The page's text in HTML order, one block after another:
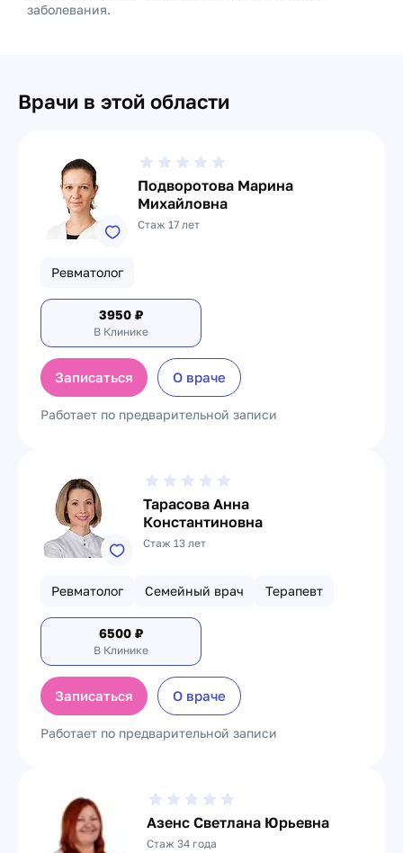
заболевания.
Врачи в этой области
Подворотова Марина
Михайловна
Стаж 17 лет
Ревматолог
3950 ₽
В Клинике
Записаться О враче
Работает по предварительной записи
Тарасова Анна
Константиновна
Стаж 13 лет
Ревматолог Семейный врач Терапевт
6500 ₽
В Клинике
Записаться О враче
Работает по предварительной записи
Азенс Светлана Юрьевна
Стаж 34 года